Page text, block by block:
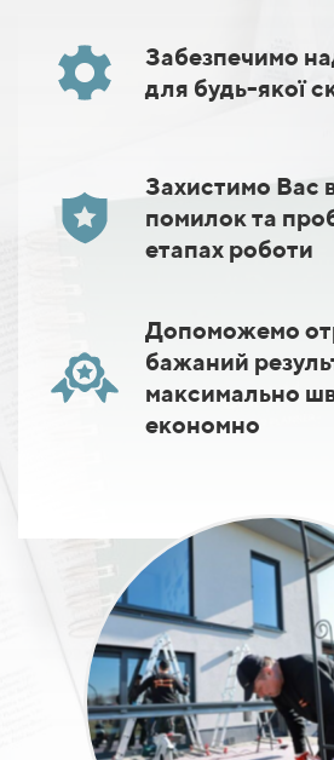
Забезпечимо
для будь-якої
Захистимо Вас
помилок та
етапах роботи
Допоможемо
бажаний
максимально
економно